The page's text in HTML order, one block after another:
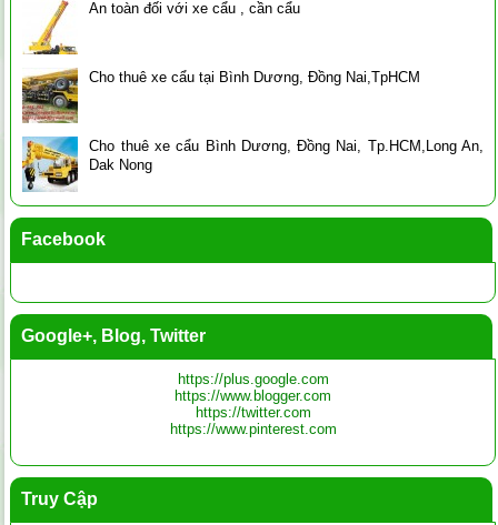
An toàn đối với xe cẩu , cần cẩu
Cho thuê xe cẩu tại Bình Dương, Đồng Nai,TpHCM
Cho thuê xe cẩu Bình Dương, Đồng Nai, Tp.HCM,Long An,
Dak Nong
Facebook
Google+, Blog, Twitter
https://plus.google.com
https://www.blogger.com
https://twitter.com
https://www.pinterest.com
Truy Cập